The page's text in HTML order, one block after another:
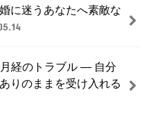
に迷うあなたへ素敵な
月経のトラブル ― 自分
りのままを受け入れる